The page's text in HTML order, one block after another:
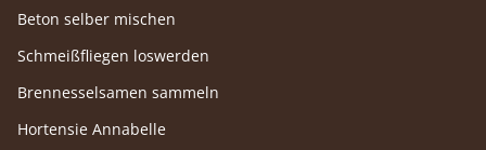
Beton selber mischen
Schmeißfliegen loswerden
Brennesselsamen sammeln
Hortensie Annabelle